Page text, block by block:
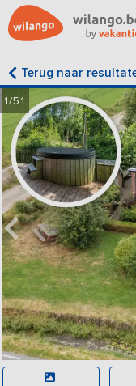
Terug naar
1/51